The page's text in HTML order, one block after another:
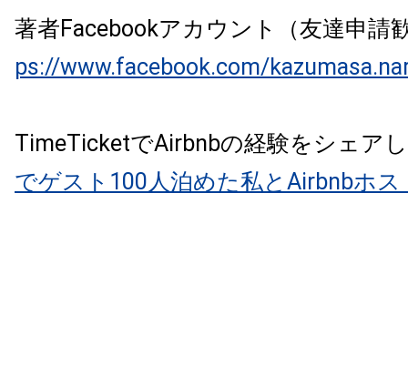
著者Facebookアカウント（友達申請
ps://www.facebook.com/
TimeTicketでAirbnbの経験をシェア
でゲスト100人泊めた私とAirbnbホ